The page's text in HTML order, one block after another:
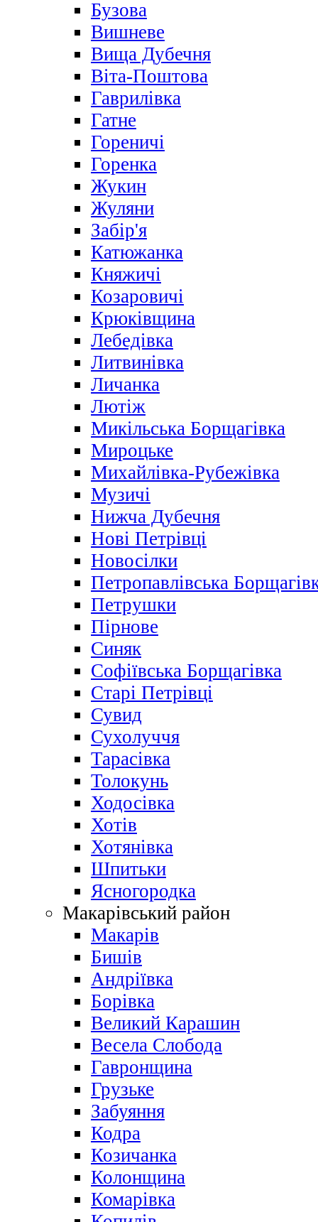
Бузова
Вишневе
Вища Дубечня
Віта-Поштова
Гаврилівка
Гатне
Гореничі
Горенка
Жукин
Жуляни
Забір'я
Катюжанка
Княжичі
Козаровичі
Крюківщина
Лебедівка
Литвинівка
Личанка
Лютіж
Микільська Борщагівка
Мироцьке
Михайлівка-Рубежівка
Музичі
Нижча Дубечня
Нові Петрівці
Новосілки
Петропавлівська
Петрушки
Пірнове
Синяк
Софіївська Борщагівка
Старі Петрівці
Сувид
Сухолуччя
Тарасівка
Толокунь
Ходосівка
Хотів
Хотянівка
Шпитьки
Ясногородка
Макарівський район
Макарів
Бишів
Андріївка
Борівка
Великий Карашин
Весела Слобода
Гавронщина
Грузьке
Забуяння
Кодра
Козичанка
Колонщина
Комарівка